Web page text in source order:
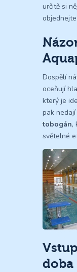
určitě si
objednejte.
Dospělí
oceňují
který je
pak
tobogán,
světelné
doba